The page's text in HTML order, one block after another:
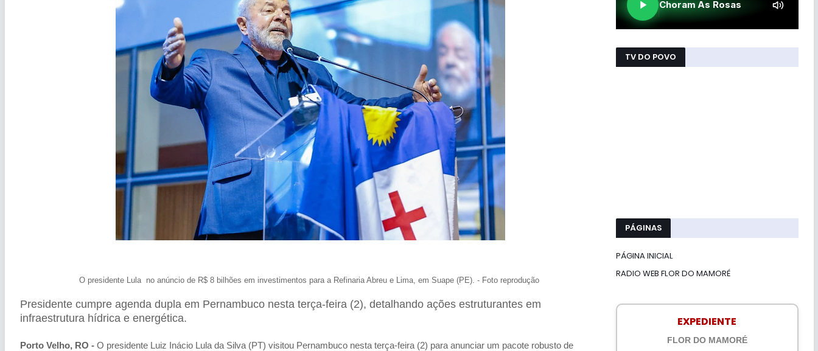
O presidente Lula no anúncio de R$ 8 bilhões em investimentos para a Refinaria Abreu e Lima, em Suape (PE). - Foto reprodução
Presidente cumpre agenda dupla em Pernambuco nesta terça-feira (2), detalhando ações estruturantes em
infraestrutura hídrica e energética.
Porto Velho, RO - O presidente Luiz Inácio Lula da Silva (PT) visitou Pernambuco nesta terça-feira (2) para anunciar um pacote robusto de
TV DO POVO
PÁGINAS
PÁGINA INICIAL
RADIO WEB FLOR DO MAMORÉ
EXPEDIENTE
FLOR DO MAMORÉ